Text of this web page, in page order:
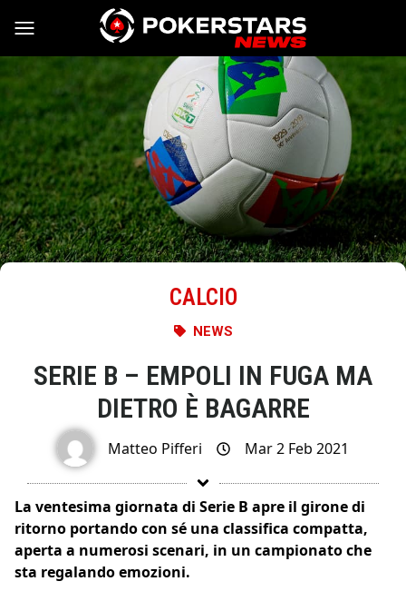
Vai al contenuto
CALCIO
NEWS
SERIE B – EMPOLI IN FUGA MA
DIETRO È BAGARRE
Matteo Pifferi Mar 2 Feb 2021
La ventesima giornata di Serie B apre il girone di
ritorno portando con sé una classifica compatta,
aperta a numerosi scenari, in un campionato che
sta regalando emozioni.